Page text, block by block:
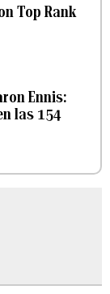
Top Rank
Ennis:
las 154